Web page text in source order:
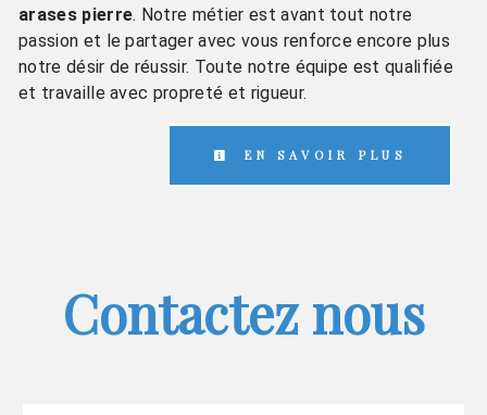
arases pierre. Notre métier est avant tout notre
passion et le partager avec vous renforce encore plus
notre désir de réussir. Toute notre équipe est qualifiée
et travaille avec propreté et rigueur.
EN SAVOIR PLUS
Contactez nous